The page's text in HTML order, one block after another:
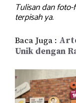
Tulisan dan
terpisah ya.
Baca Juga :
Unik dengan